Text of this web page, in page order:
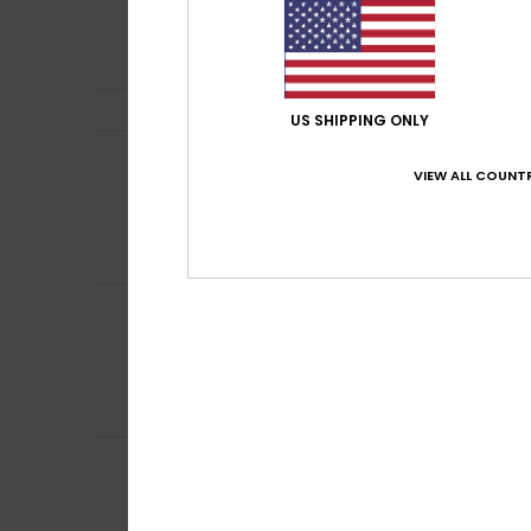
Comfort
5.0
Sono perfette
US SHIPPING ONLY
VIEW ALL